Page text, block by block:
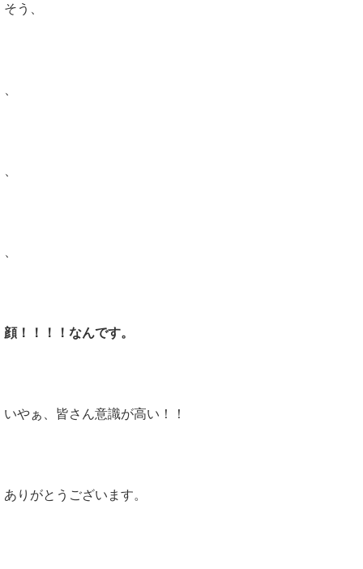
そう、
顔！！！！なんです。
いやぁ、皆さん意識が高い！！
ありがとうございます。